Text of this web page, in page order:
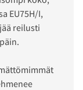
EU75H/I,
reilusti